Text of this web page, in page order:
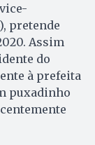
pretende
Assim
do
à prefeita
puxadinho